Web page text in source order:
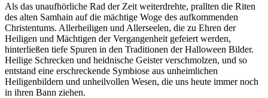
Als das unaufhörliche Rad der Zeit weiterdrehte, prallten die Riten
des alten Samhain auf die mächtige Woge des aufkommenden
Christentums. Allerheiligen und Allerseelen, die zu Ehren der
Heiligen und Mächtigen der Vergangenheit gefeiert werden,
hinterließen tiefe Spuren in den Traditionen der Halloween Bilder.
Heilige Schrecken und heidnische Geister verschmolzen, und so
entstand eine erschreckende Symbiose aus unheimlichen
Heiligenbildern und unheilvollen Wesen, die uns heute immer noch
in ihren Bann ziehen.